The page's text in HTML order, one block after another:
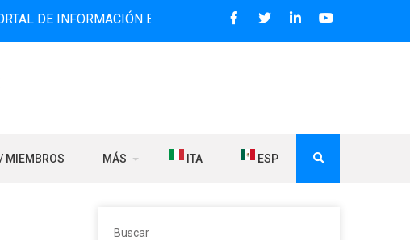
INFORMACIÓN BILINGÜE QUE DESDE 2006 DIFUNDE NOTICIAS
MIEMBROS MÁS ITA ESP
Buscar